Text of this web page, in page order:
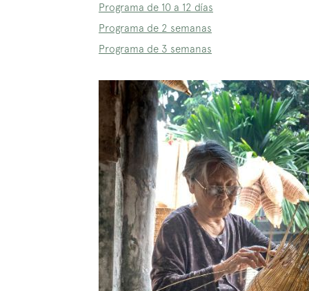
Programa de 10 a 12 días
Programa de 2 semanas
Programa de 3 semanas